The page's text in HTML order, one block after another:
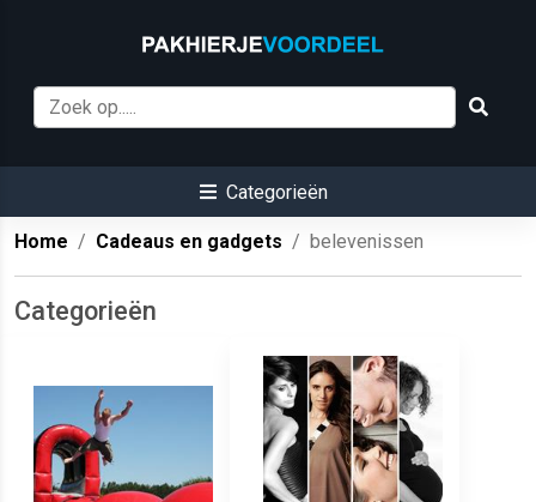
Categorieën
Home Cadeaus en gadgets belevenissen
Categorieën